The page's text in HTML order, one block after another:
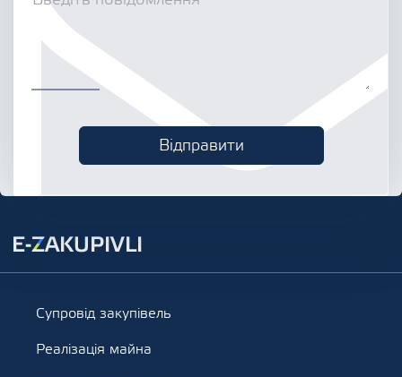
Супровід закупівель
Реалізація майна